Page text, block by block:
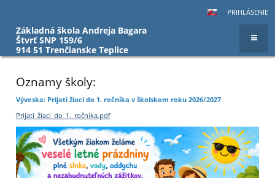
PRIHLÁSENIE
Základná škola Andreja Bagara
Štvrť SNP 159/6
914 51 Trenčianske Teplice
stránka
Oznamy školy:
Výveska: Prijatí žiaci do 1. ročníka v školskom roku 2026/2027
Prijati_žiaci_do_1._ročníka.pdf